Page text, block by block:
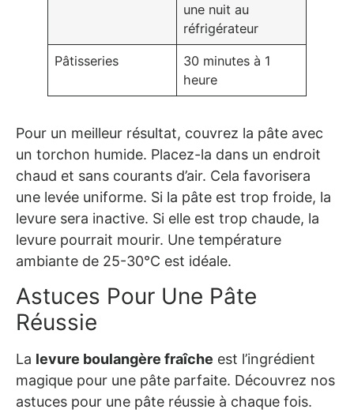
une nuit au
réfrigérateur
Pâtisseries
30 minutes à 1
heure
Pour un meilleur résultat, couvrez la pâte avec
un torchon humide. Placez-la dans un endroit
chaud et sans courants d’air. Cela favorisera
une levée uniforme. Si la pâte est trop froide, la
levure sera inactive. Si elle est trop chaude, la
levure pourrait mourir. Une température
ambiante de 25-30°C est idéale.
Astuces Pour Une Pâte
Réussie
La levure boulangère fraîche est l’ingrédient
magique pour une pâte parfaite. Découvrez nos
astuces pour une pâte réussie à chaque fois.